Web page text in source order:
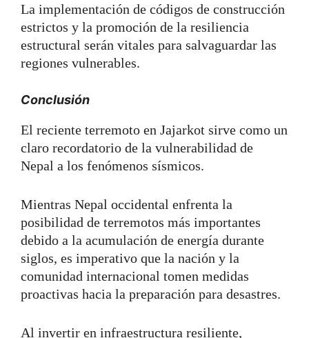
La implementación de códigos de construcción
estrictos y la promoción de la resiliencia
estructural serán vitales para salvaguardar las
regiones vulnerables.
Conclusión
El reciente terremoto en Jajarkot sirve como un
claro recordatorio de la vulnerabilidad de
Nepal a los fenómenos sísmicos.
Mientras Nepal occidental enfrenta la
posibilidad de terremotos más importantes
debido a la acumulación de energía durante
siglos, es imperativo que la nación y la
comunidad internacional tomen medidas
proactivas hacia la preparación para desastres.
Al invertir en infraestructura resiliente,